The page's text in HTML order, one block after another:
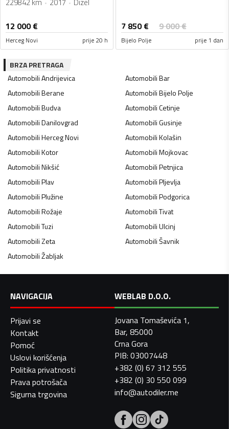
229842 km 2017 Dizel
12 000€
Herceg Novi prije 20 h
7 850€ 9 000€
Bijelo Polje prije 1 dan
BRZA PRETRAGA
AutomobiliAndrijevica AutomobiliBar
AutomobiliBerane AutomobiliBijelo Polje
AutomobiliBudva AutomobiliCetinje
AutomobiliDanilovgrad AutomobiliGusinje
AutomobiliHerceg Novi AutomobiliKolašin
AutomobiliKotor AutomobiliMojkovac
AutomobiliNikšić AutomobiliPetnjica
AutomobiliPlav AutomobiliPljevlja
AutomobiliPlužine AutomobiliPodgorica
AutomobiliRožaje AutomobiliTivat
AutomobiliTuzi AutomobiliUlcinj
AutomobiliZeta AutomobiliŠavnik
AutomobiliŽabljak
NAVIGACIJA
Prijavi se
Kontakt
Pomoć
Uslovi korišćenja
Politika privatnosti
Prava potrošača
Sigurna trgovina
WEBLAB D.O.O.
Jovana Tomaševića 1,
Bar, 85000
Crna Gora
PIB: 03007448
+382 (0) 67 312 555
+382 (0) 30 550 099
info@autodiler.me